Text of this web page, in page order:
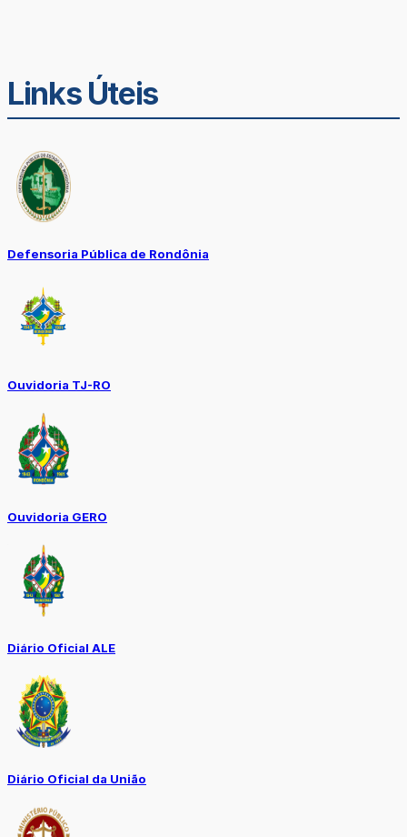
Links Úteis
Defensoria Pública de Rondônia
Ouvidoria TJ-RO
Ouvidoria GERO
Diário Oficial ALE
Diário Oficial da União